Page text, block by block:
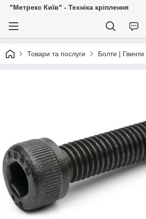
"Метрекс Київ" - Техніка кріплення
Товари та послуги Болти | Гвинти